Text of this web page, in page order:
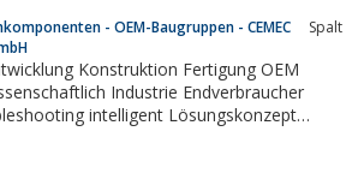
- OEM-Baugruppen - CEMEC
Spalt
Konstruktion Fertigung OEM
Industrie Endverbraucher
intelligent Lösungskonzept
Fertigungsergebniss Produkt